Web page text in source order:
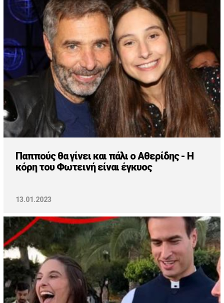
ΣΥΝΔΕΣΜΟΙ
Tv
Πρώτο
Style
Παππούς θα γίνει και πάλι ο Αθερίδης - Η
κόρη του Φωτεινή είναι έγκυος
13.01.2023